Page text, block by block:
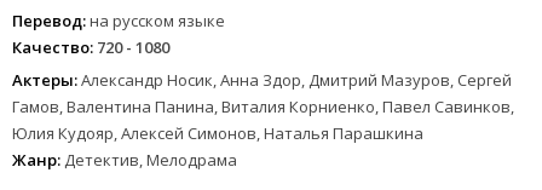
Перевод:на русском языке
Качество: 720 - 1080
Актеры:Александр Носик, Анна Здор, Дмитрий Мазуров, Сергей
Гамов, Валентина Панина, Виталия Корниенко, Павел Савинков,
Юлия Кудояр, Алексей Симонов, Наталья Парашкина
Жанр: Детектив, Мелодрама